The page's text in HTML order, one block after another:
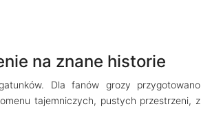
na znane historie
Dla fanów grozy przygotowano
tajemniczych, pustych przestrzeni, z